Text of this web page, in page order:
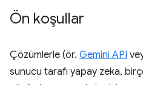
Ön koşullar
Çözümlerle (ör. Gemini API
sunucu tarafı yapay zeka,